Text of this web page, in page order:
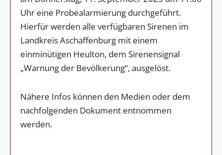
Uhr eine Probealarmierung durchgeführt.
Hierfür werden alle verfügbaren Sirenen im
Landkreis Aschaffenburg mit einem
einminütigen Heulton, dem Sirenensignal
„Warnung der Bevölkerung“, ausgelöst.
Nähere Infos können den Medien oder dem
nachfolgenden Dokument entnommen
werden.